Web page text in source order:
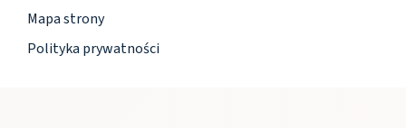
Mapa strony
Polityka prywatności